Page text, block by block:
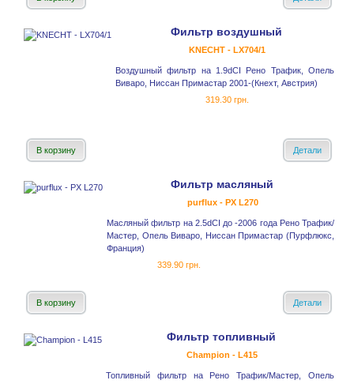
Фильтр воздушный
KNECHT - LX704/1
Воздушный фильтр на 1.9dCI Рено Трафик, Опель
Виваро, Ниссан Примастар 2001-(Кнехт, Австрия)
319.30 грн.
В корзину Детали
Фильтр масляный
purflux - PX L270
Масляный фильтр на 2.5dCI до -2006 года Рено Трафик/
Мастер, Опель Виваро, Ниссан Примастар (Пурфлюкс,
Франция)
339.90 грн.
В корзину Детали
Фильтр топливный
Champion - L415
Топливный фильтр на Рено Трафик/Мастер, Опель